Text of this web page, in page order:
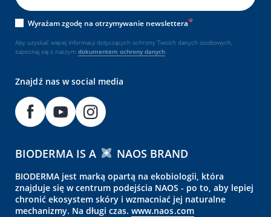
Wyrażam zgodę na otrzymywanie newslettera
Aby uzyskać więcej informacji dotyczących ochrony Twoich danych osobowych,
zapoznaj się z naszym dokumentem ochrony danych
Znajdź nas w social media
BIODERMA IS A NAOS BRAND
BIODERMA jest marką opartą na ekobiologii, która
znajduje się w centrum podejścia NAOS - po to, aby lepiej
chronić ekosystem skóry i wzmacniać jej naturalne
mechanizmy. Na długi czas. www.naos.com